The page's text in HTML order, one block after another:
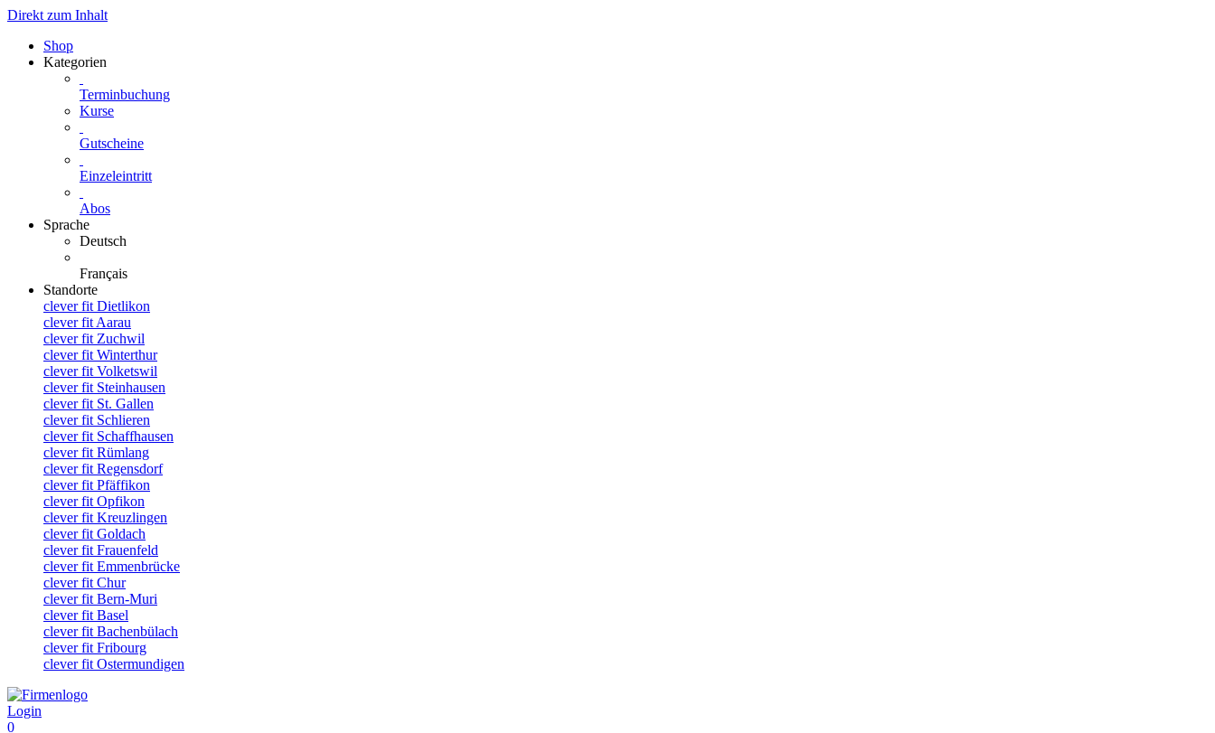
Direkt zum Inhalt
Shop
Kategorien
Terminbuchung
Kurse
Gutscheine
Einzeleintritt
Abos
Sprache
Deutsch
Français
Standorte
clever fit Dietlikon
clever fit Aarau
clever fit Zuchwil
clever fit Winterthur
clever fit Volketswil
clever fit Steinhausen
clever fit St. Gallen
clever fit Schlieren
clever fit Schaffhausen
clever fit Rümlang
clever fit Regensdorf
clever fit Pfäffikon
clever fit Opfikon
clever fit Kreuzlingen
clever fit Goldach
clever fit Frauenfeld
clever fit Emmenbrücke
clever fit Chur
clever fit Bern-Muri
clever fit Basel
clever fit Bachenbülach
clever fit Fribourg
clever fit Ostermundigen
Login
0